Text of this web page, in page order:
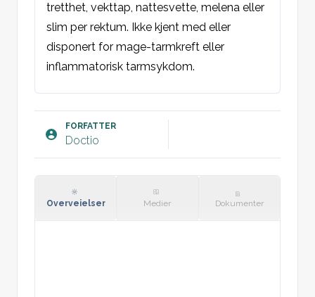
tretthet, vekttap, nattesvette, melena eller
slim per rektum. Ikke kjent med eller
disponert for mage-tarmkreft eller
inflammatorisk tarmsykdom.
Abdomen: Bløt og uøm, ingen palpable
oppfyllinger. Normale tarmlyder.
oppfylling/merkbare hemorroider.
FORFATTER
Doctio
Overveielser Medier Dokumenter